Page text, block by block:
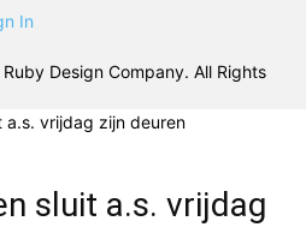
In
Design Company. All Rights
a.s. vrijdag zijn deuren
sluit a.s. vrijdag